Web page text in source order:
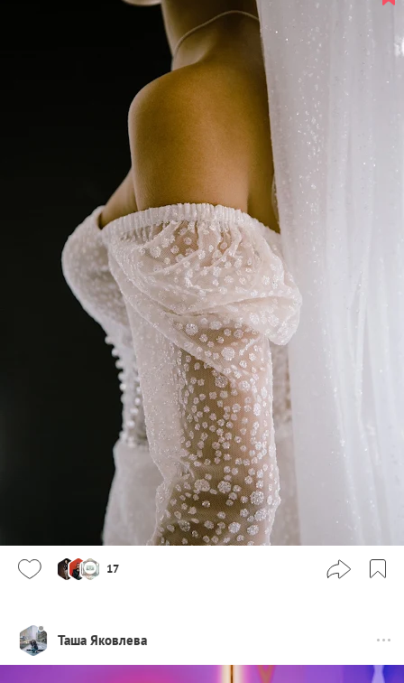
17
Таша Яковлева